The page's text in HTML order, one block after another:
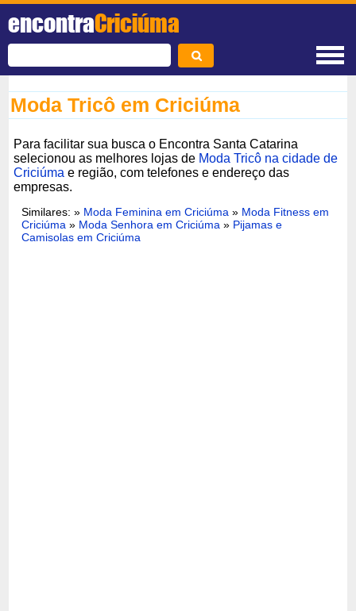
encontraCriciúma
Moda Tricô em Criciúma
Para facilitar sua busca o Encontra Santa Catarina
selecionou as melhores lojas de Moda Tricô na cidade de
Criciúma e região, com telefones e endereço das
empresas.
Similares: » Moda Feminina em Criciúma» Moda Fitness em
Criciúma » Moda Senhora em Criciúma » Pijamas e
Camisolas em Criciúma